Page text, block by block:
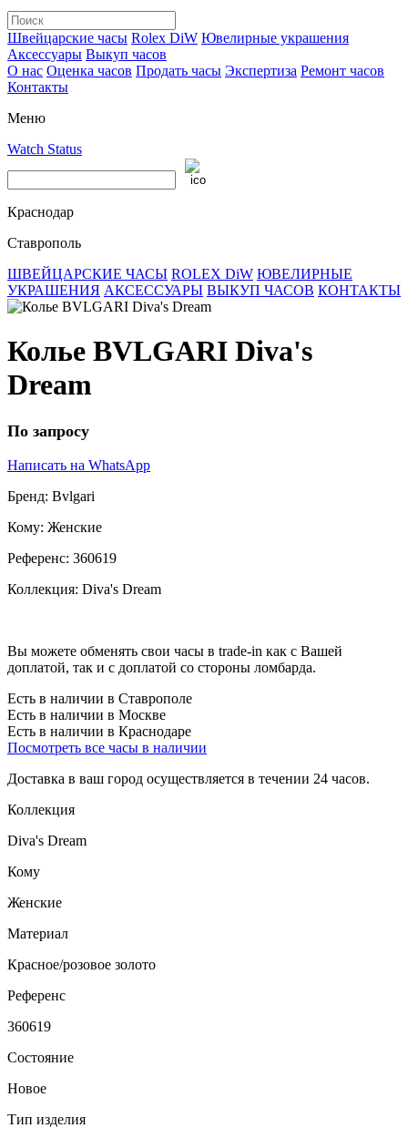
Швейцарские часы Rolex DiW Ювелирные украшения
Аксессуары Выкуп часов
О нас Оценка часов Продать часы Экспертиза Ремонт часов
Контакты
Меню
Watch Status
Краснодар
Ставрополь
ШВЕЙЦАРСКИЕ ЧАСЫ ROLEX DiW ЮВЕЛИРНЫЕ
УКРАШЕНИЯ АКСЕССУАРЫ ВЫКУП ЧАСОВ КОНТАКТЫ
Колье BVLGARI Diva's
Dream
По запросу
Написать на WhatsApp
Бренд: Bvlgari
Кому: Женские
Референс: 360619
Коллекция: Diva's Dream
Вы можете обменять свои часы в trade-in как с Вашей
доплатой, так и с доплатой со стороны ломбарда.
Есть в наличии в Ставрополе
Есть в наличии в Москве
Есть в наличии в Краснодаре
Посмотреть все часы в наличии
Доставка в ваш город осуществляется в течении 24 часов.
Коллекция
Diva's Dream
Кому
Женские
Материал
Красное/розовое золото
Референс
360619
Состояние
Новое
Тип изделия